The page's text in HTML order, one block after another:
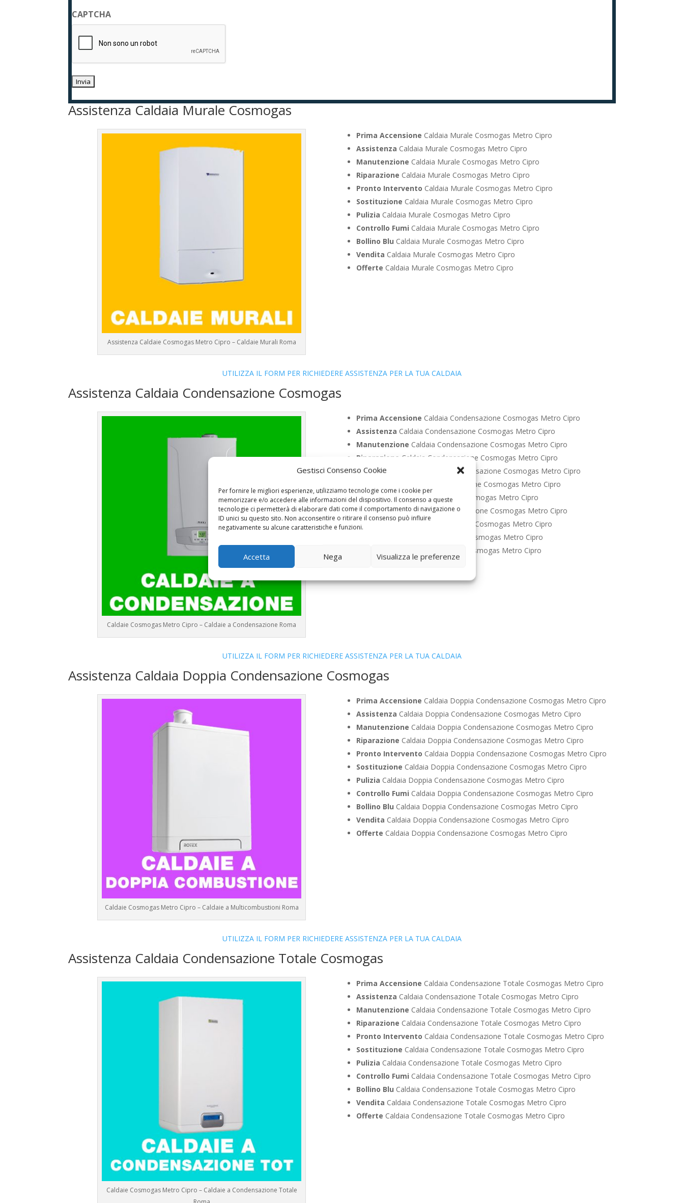
Gestisci Consenso Cookie
Per fornire le migliori esperienze, utilizziamo tecnologie come i cookie per
memorizzare e/o accedere alle informazioni del dispositivo. Il consenso a queste
tecnologie ci permetterà di elaborare dati come il comportamento di navigazione o
ID unici su questo sito. Non acconsentire o ritirare il consenso può influire
negativamente su alcune caratteristiche e funzioni.
Accetta Nega Visualizza le preferenze
privacy
*
CAPTCHA
Assistenza Caldaia Murale Cosmogas
Assistenza Caldaie Cosmogas Metro Cipro – Caldaie Murali Roma
Prima Accensione Caldaia Murale Cosmogas Metro Cipro
Assistenza Caldaia Murale Cosmogas Metro Cipro
Manutenzione Caldaia Murale Cosmogas Metro Cipro
Riparazione Caldaia Murale Cosmogas Metro Cipro
Pronto Intervento Caldaia Murale Cosmogas Metro Cipro
Sostituzione Caldaia Murale Cosmogas Metro Cipro
Pulizia Caldaia Murale Cosmogas Metro Cipro
Controllo Fumi Caldaia Murale Cosmogas Metro Cipro
Bollino Blu Caldaia Murale Cosmogas Metro Cipro
Vendita Caldaia Murale Cosmogas Metro Cipro
Offerte Caldaia Murale Cosmogas Metro Cipro
UTILIZZA IL FORM PER RICHIEDERE ASSISTENZA PER LA TUA CALDAIA
Assistenza Caldaia Condensazione Cosmogas
Caldaie Cosmogas Metro Cipro – Caldaie a Condensazione Roma
Prima Accensione Caldaia Condensazione Cosmogas Metro Cipro
Assistenza Caldaia Condensazione Cosmogas Metro Cipro
Manutenzione Caldaia Condensazione Cosmogas Metro Cipro
Riparazione Caldaia Condensazione Cosmogas Metro Cipro
Pronto Intervento
Caldaia Condensazione Cosmogas Metro Cipro
Caldaia Condensazione Cosmogas Metro Cipro
PuliziaCaldaia Condensazione Cosmogas Metro Cipro
Controllo FumiCaldaia Condensazione Cosmogas Metro Cipro
Bollino BluCaldaia Condensazione Cosmogas Metro Cipro
Caldaia Condensazione Cosmogas Metro Cipro
Caldaia Condensazione Cosmogas Metro Cipro
UTILIZZA IL FORM PER RICHIEDERE ASSISTENZA PER LA TUA CALDAIA
Assistenza Caldaia Doppia Condensazione Cosmogas
Caldaie Cosmogas Metro Cipro – Caldaie a Multicombustioni Roma
Prima Accensione Caldaia Doppia Condensazione Cosmogas Metro Cipro
Assistenza Caldaia Doppia Condensazione Cosmogas Metro Cipro
Manutenzione Caldaia Doppia Condensazione Cosmogas Metro Cipro
Riparazione Caldaia Doppia Condensazione Cosmogas Metro Cipro
Pronto Intervento Caldaia Doppia Condensazione Cosmogas Metro Cipro
Sostituzione Caldaia Doppia Condensazione Cosmogas Metro Cipro
Pulizia Caldaia Doppia Condensazione Cosmogas Metro Cipro
Controllo Fumi Caldaia Doppia Condensazione Cosmogas Metro Cipro
Bollino Blu Caldaia Doppia Condensazione Cosmogas Metro Cipro
Vendita Caldaia Doppia Condensazione Cosmogas Metro Cipro
Offerte Caldaia Doppia Condensazione Cosmogas Metro Cipro
UTILIZZA IL FORM PER RICHIEDERE ASSISTENZA PER LA TUA CALDAIA
Assistenza Caldaia Condensazione Totale Cosmogas
Caldaie Cosmogas Metro Cipro – Caldaie a Condensazione Totale
Prima Accensione Caldaia Condensazione Totale Cosmogas Metro Cipro
Assistenza Caldaia Condensazione Totale Cosmogas Metro Cipro
Manutenzione Caldaia Condensazione Totale Cosmogas Metro Cipro
Riparazione Caldaia Condensazione Totale Cosmogas Metro Cipro
Pronto Intervento Caldaia Condensazione Totale Cosmogas Metro Cipro
Sostituzione Caldaia Condensazione Totale Cosmogas Metro Cipro
Pulizia Caldaia Condensazione Totale Cosmogas Metro Cipro
Controllo Fumi Caldaia Condensazione Totale Cosmogas Metro Cipro
Bollino Blu Caldaia Condensazione Totale Cosmogas Metro Cipro
Vendita Caldaia Condensazione Totale Cosmogas Metro Cipro
Offerte Caldaia Condensazione Totale Cosmogas Metro Cipro